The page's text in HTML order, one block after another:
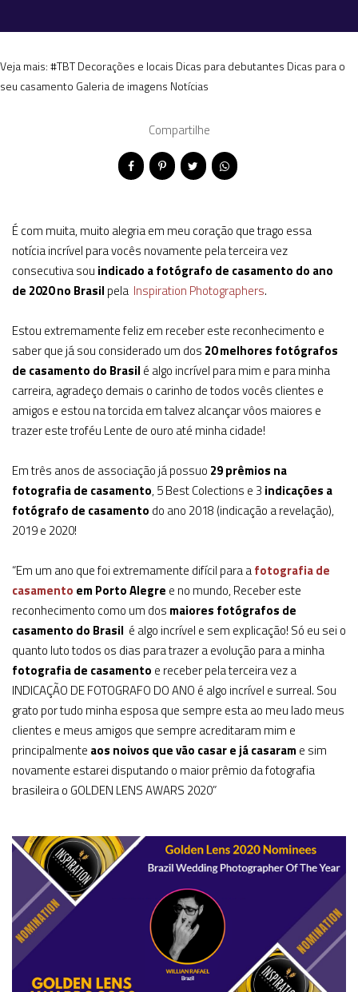
Veja mais:#TBTDecorações e locais Dicas para debutantes Dicas para o
seu casamento Galeria de imagens Notícias
Compartilhe
É com muita, muito alegria em meu coração que trago essa
notícia incrível para vocês novamente pela terceira vez
consecutiva sou indicado a fotógrafo de casamento do ano
de 2020 no Brasil pela Inspiration Photographers.
Estou extremamente feliz em receber este reconhecimento e
saber que já sou considerado um dos 20 melhores fotógrafos
de casamento do Brasil é algo incrível para mim e para minha
carreira, agradeço demais o carinho de todos vocês clientes e
amigos e estou na torcida em talvez alcançar vôos maiores e
trazer este troféu Lente de ouro até minha cidade!
Em três anos de associação já possuo 29 prêmios na
fotografia de casamento, 5 Best Colections e 3 indicações a
fotógrafo de casamento do ano 2018 (indicação a revelação),
2019 e 2020!
“Em um ano que foi extremamente difícil para afotografia de
casamento em Porto Alegre e no mundo, Receber este
reconhecimento como um dos maiores fotógrafos de
casamento do Brasil é algo incrível e sem explicação! Só eu sei o
quanto luto todos os dias para trazer a evolução para a minha
fotografia de casamento e receber pela terceira vez a
INDICAÇÃO DE FOTOGRAFO DO ANO é algo incrível e surreal. Sou
grato por tudo minha esposa que sempre esta ao meu lado meus
clientes e meus amigos que sempre acreditaram mim e
principalmente aos noivos que vão casar e já casaram e sim
novamente estarei disputando o maior prêmio da fotografia
brasileira o GOLDEN LENS AWARS 2020”